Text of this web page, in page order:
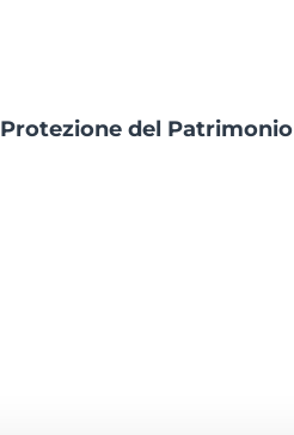
Protezione del Patrimonio